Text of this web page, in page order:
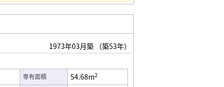
1973年03月築 （築53年）
専有面積 54.68m2